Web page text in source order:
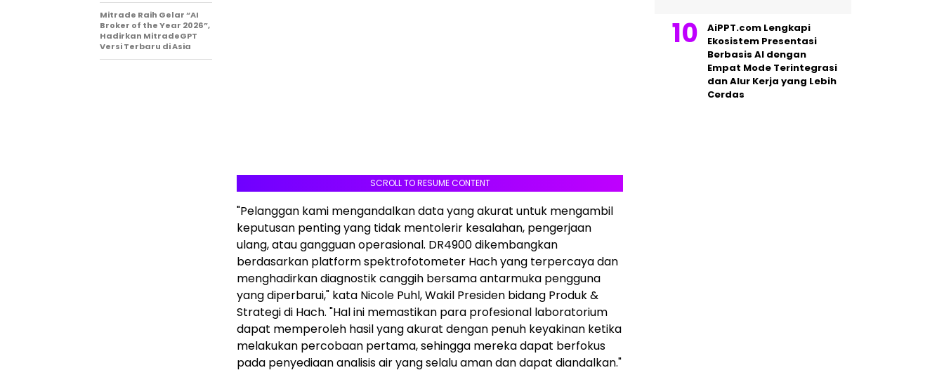
SCROLL TO RESUME CONTENT
"Pelanggan kami mengandalkan data yang akurat untuk mengambil
keputusan penting yang tidak mentolerir kesalahan, pengerjaan
ulang, atau gangguan operasional. DR4900 dikembangkan
berdasarkan platform spektrofotometer Hach yang terpercaya dan
menghadirkan diagnostik canggih bersama antarmuka pengguna
yang diperbarui," kata Nicole Puhl, Wakil Presiden bidang Produk &
Strategi di Hach. "Hal ini memastikan para profesional laboratorium
dapat memperoleh hasil yang akurat dengan penuh keyakinan ketika
melakukan percobaan pertama, sehingga mereka dapat berfokus
pada penyediaan analisis air yang selalu aman dan dapat diandalkan."
Mitrade Raih Gelar “AI
Broker of the Year 2026”,
Hadirkan MitradeGPT
Versi Terbaru di Asia
AiPPT.com Lengkapi
Ekosistem Presentasi
Berbasis AI dengan
Empat Mode Terintegrasi
dan Alur Kerja yang Lebih
Cerdas